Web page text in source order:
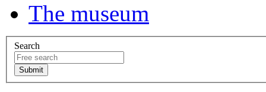
The museum
Search